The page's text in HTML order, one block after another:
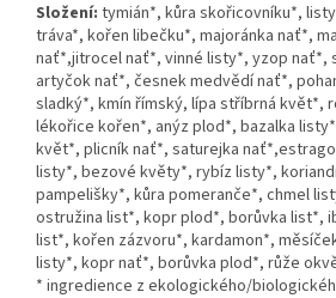
Složení: tymián*, kůra skořicovníku*,
tráva*, kořen libečku*, majoránka nať*,
nať*,jitrocel nať*, vinné listy*, yzop nať*,
artyčok nať*, česnek medvědí nať*,
sladký*, kmín římský, lípa stříbrná květ*,
lékořice kořen*, anýz plod*, bazalka
květ*, plicník nať*, saturejka
listy*, bezové květy*, rybíz listy*,
pampelišky*, kůra pomeranče*, chmel
ostružina list*, kopr plod*, borůvka list*,
list*, kořen zázvoru*, kardamon*,
listy*, kopr nať*, borůvka plod*, růže
* ingredience z ekologického/